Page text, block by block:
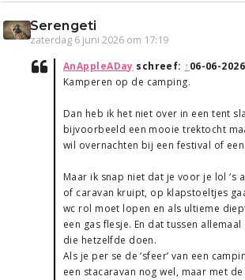
Serengeti
zaterdag 6 juni 2026 om 17:19
AnAppleADay schreef: ↑06-06-
Kamperen op de camping.
Dan heb ik het niet over in een tent
bijvoorbeeld een mooie trektocht
wil overnachten bij een festival of
Maar ik snap niet dat je voor je lol ‘s
of caravan kruipt, op klapstoeltjes
wc rol moet lopen en als ultieme
een gas flesje. En dat tussen
die hetzelfde doen.
Als je per se de ‘sfeer’ van een
een stacaravan nog wel, maar met